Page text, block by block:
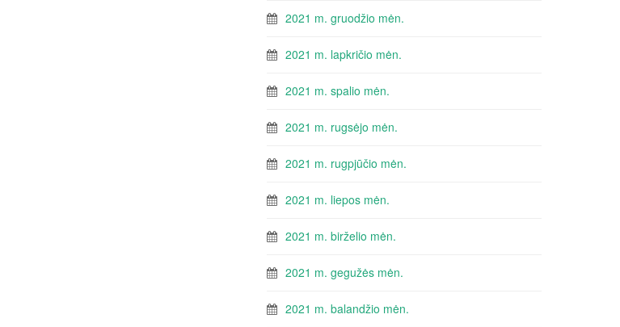
2021 m. gruodžio mėn.
2021 m. lapkričio mėn.
2021 m. spalio mėn.
2021 m. rugsėjo mėn.
2021 m. rugpjūčio mėn.
2021 m. liepos mėn.
2021 m. birželio mėn.
2021 m. gegužės mėn.
2021 m. balandžio mėn.